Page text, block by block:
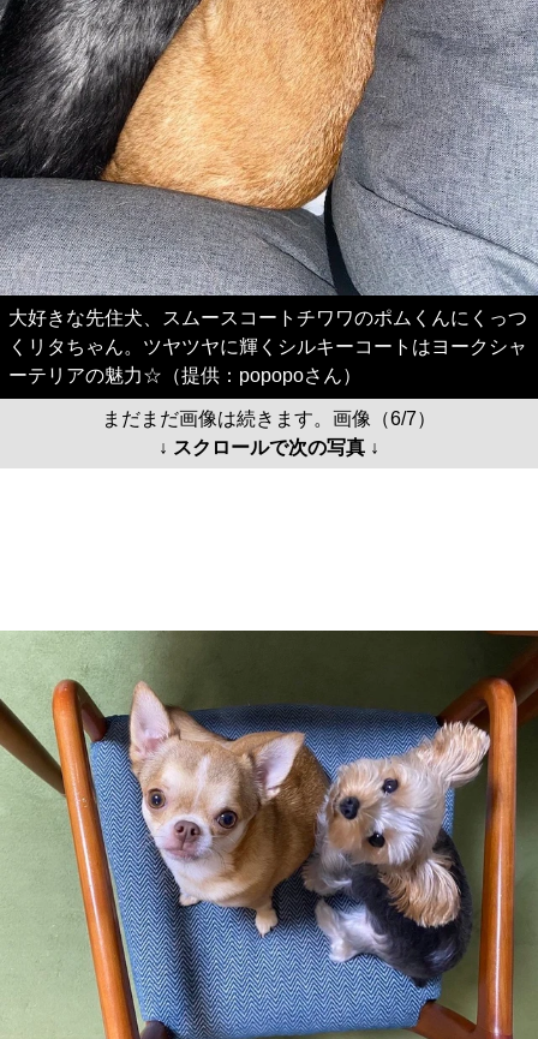
大好きな先住犬、スムースコートチワワのポムくんにくっつ
くリタちゃん。ツヤツヤに輝くシルキーコートはヨークシャ
ーテリアの魅力☆（提供：popopoさん）
まだまだ画像は続きます。画像（6/7）
↓ スクロールで次の写真 ↓